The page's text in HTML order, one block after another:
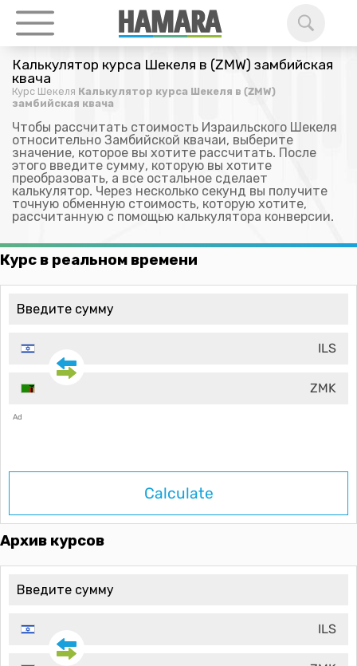
Калькулятор курса Шекеля в (ZMW) замбийская
квача
Курс Шекеля Калькулятор курса Шекеля в (ZMW)
замбийская квача
Чтобы рассчитать стоимость Израильского Шекеля
относительно Замбийской квачаи, выберите
значение, которое вы хотите рассчитать. После
этого введите сумму, которую вы хотите
преобразовать, а все остальное сделает
калькулятор. Через несколько секунд вы получите
точную обменную стоимость, которую хотите,
рассчитанную с помощью калькулятора конверсии.
Курс в реальном времени
ILS
ZMK
Ad
Calculate
Архив курсов
ILS